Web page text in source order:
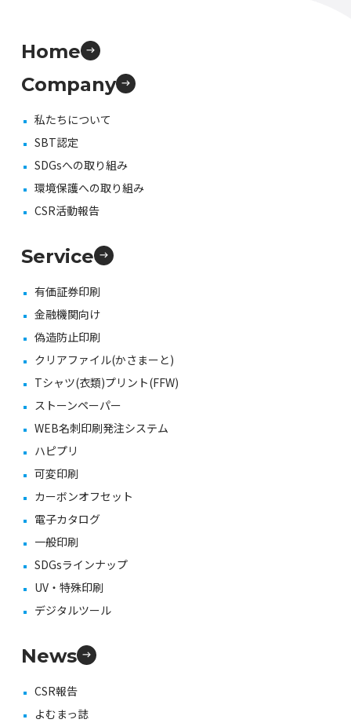
Home
Company
私たちについて
SBT認定
SDGsへの取り組み
環境保護への取り組み
CSR活動報告
Service
有価証券印刷
金融機関向け
偽造防止印刷
クリアファイル(かさまーと)
Tシャツ(衣類)プリント(FFW)
ストーンペーパー
WEB名刺印刷発注システム
ハピプリ
可変印刷
カーボンオフセット
電子カタログ
一般印刷
SDGsラインナップ
UV・特殊印刷
デジタルツール
News
CSR報告
よむまっ誌